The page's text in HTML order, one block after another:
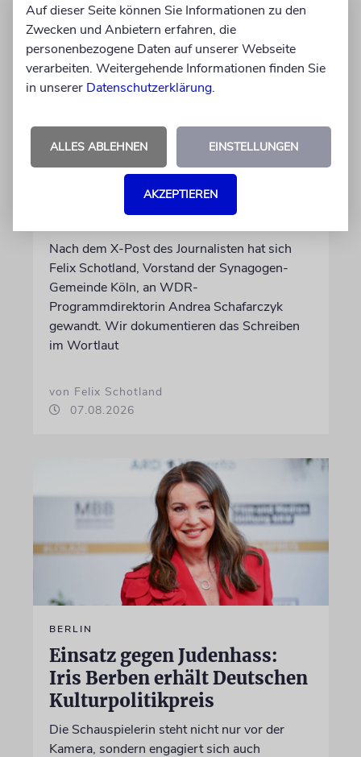
MEINUNG
Wie Georg Restle die
Glaubwürdigkeit des ÖRR
untergräbt
Nach dem X-Post des Journalisten hat sich
Felix Schotland, Vorstand der Synagogen-
Gemeinde Köln, an WDR-
Programmdirektorin Andrea Schafarczyk
gewandt. Wir dokumentieren das Schreiben
im Wortlaut
von Felix Schotland
07.08.2026
BERLIN
Einsatz gegen Judenhass:
Iris Berben erhält Deutschen
Kulturpolitikpreis
Die Schauspielerin steht nicht nur vor der
Kamera, sondern engagiert sich auch
Auf dieser Seite können Sie Informationen zu den
Zwecken und Anbietern erfahren, die
personenbezogene Daten auf unserer Webseite
verarbeiten. Weitergehende Informationen finden Sie
in unserer Datenschutzerklärung.
ALLES ABLEHNEN EINSTELLUNGEN
AKZEPTIEREN